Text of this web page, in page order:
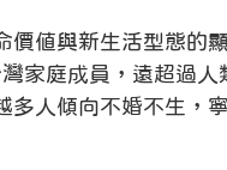
價值與新生活型態的
家庭成員，遠超過
多人傾向不婚不生，